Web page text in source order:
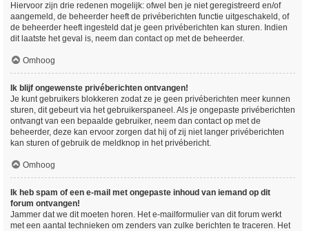
Hiervoor zijn drie redenen mogelijk: ofwel ben je niet geregistreerd en/of
aangemeld, de beheerder heeft de privéberichten functie uitgeschakeld, of
de beheerder heeft ingesteld dat je geen privéberichten kan sturen. Indien
dit laatste het geval is, neem dan contact op met de beheerder.
Omhoog
Ik blijf ongewenste privéberichten ontvangen!
Je kunt gebruikers blokkeren zodat ze je geen privéberichten meer kunnen
sturen, dit gebeurt via het gebruikerspaneel. Als je ongepaste privéberichten
ontvangt van een bepaalde gebruiker, neem dan contact op met de
beheerder, deze kan ervoor zorgen dat hij of zij niet langer privéberichten
kan sturen of gebruik de meldknop in het privébericht.
Omhoog
Ik heb spam of een e-mail met ongepaste inhoud van iemand op dit
forum ontvangen!
Jammer dat we dit moeten horen. Het e-mailformulier van dit forum werkt
met een aantal technieken om zenders van zulke berichten te traceren. Het